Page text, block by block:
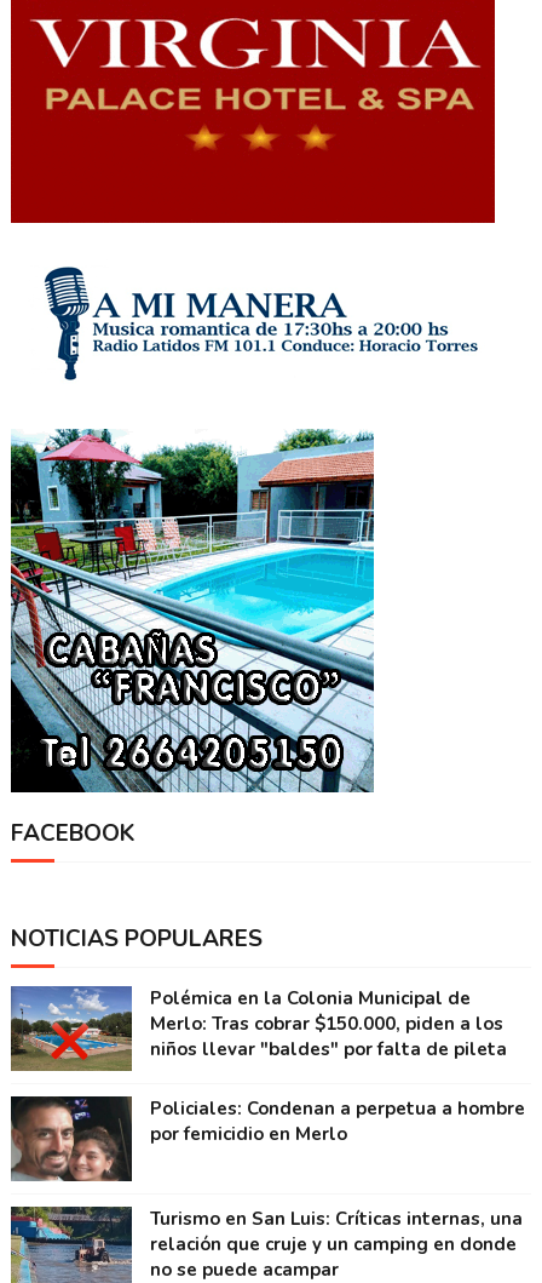
FACEBOOK
NOTICIAS POPULARES
Polémica en la Colonia Municipal de
Merlo: Tras cobrar $150.000, piden a los
niños llevar "baldes" por falta de pileta
Policiales: Condenan a perpetua a hombre
por femicidio en Merlo
Turismo en San Luis: Críticas internas, una
relación que cruje y un camping en donde
no se puede acampar